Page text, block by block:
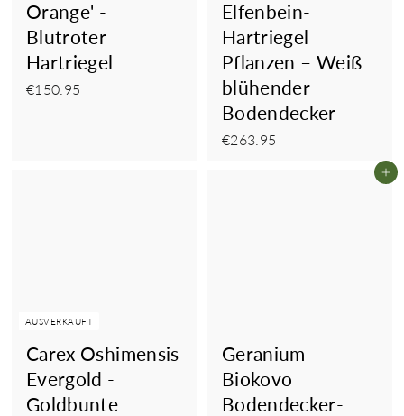
Orange' -
Blutroter
Hartriegel
€150.95
Elfenbein-
Hartriegel
Pflanzen – Weiß
blühender
Bodendecker
€263.95
AUSVERKAUFT
Carex Oshimensis
Evergold -
Goldbunte
In
Geranium
Biokovo
Bodendecker-